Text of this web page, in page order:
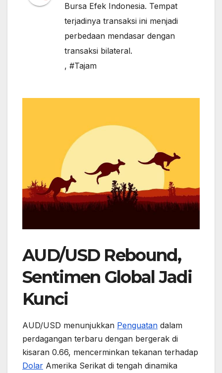
Bursa Efek Indonesia. Tempat
terjadinya transaksi ini menjadi
perbedaan mendasar dengan
transaksi bilateral.
, #Tajam
AUD/USD Rebound,
Sentimen Global Jadi
Kunci
AUD/USD menunjukkan Penguatan dalam
perdagangan terbaru dengan bergerak di
kisaran 0.66, mencerminkan tekanan terhadap
Dolar Amerika Serikat di tengah dinamika